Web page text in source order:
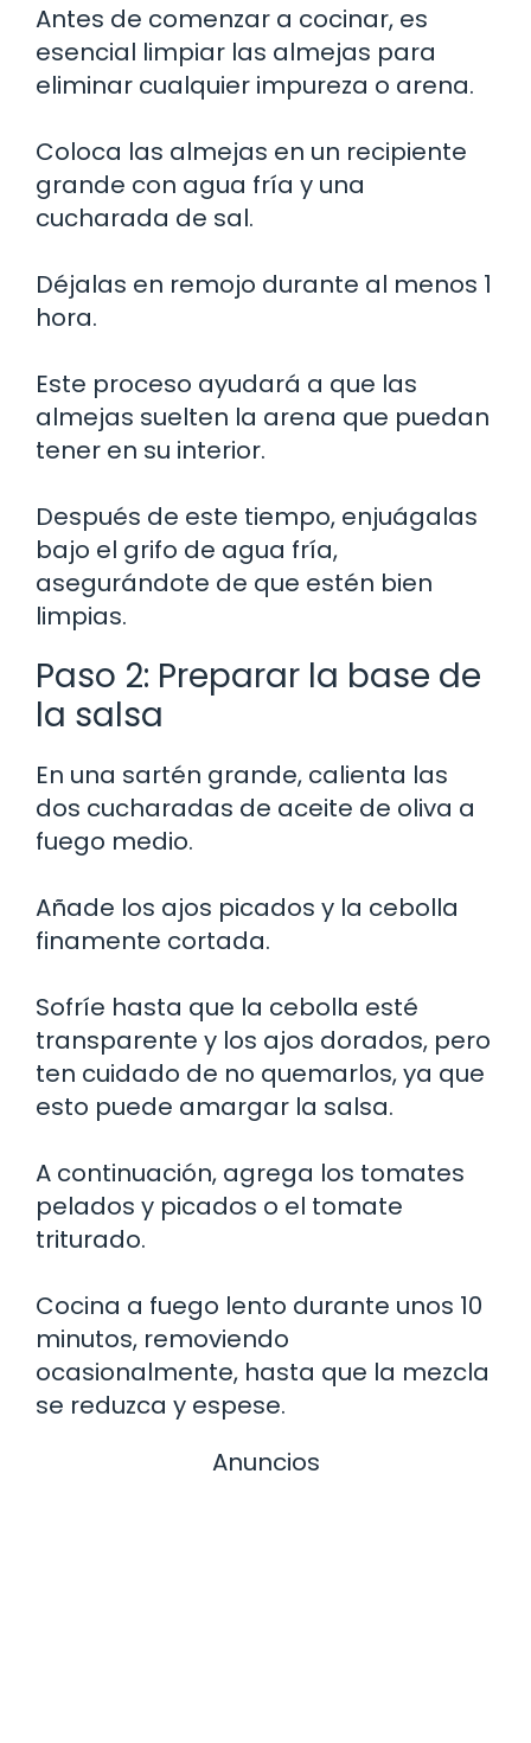
Antes de comenzar a cocinar, es
esencial limpiar las almejas para
eliminar cualquier impureza o arena.
Coloca las almejas en un recipiente
grande con agua fría y una
cucharada de sal.
Déjalas en remojo durante al menos 1
hora.
Este proceso ayudará a que las
almejas suelten la arena que puedan
tener en su interior.
Después de este tiempo, enjuágalas
bajo el grifo de agua fría,
asegurándote de que estén bien
limpias.
Paso 2: Preparar la base de
la salsa
En una sartén grande, calienta las
dos cucharadas de aceite de oliva a
fuego medio.
Añade los ajos picados y la cebolla
finamente cortada.
Sofríe hasta que la cebolla esté
transparente y los ajos dorados, pero
ten cuidado de no quemarlos, ya que
esto puede amargar la salsa.
A continuación, agrega los tomates
pelados y picados o el tomate
triturado.
Cocina a fuego lento durante unos 10
minutos, removiendo
ocasionalmente, hasta que la mezcla
se reduzca y espese.
Anuncios